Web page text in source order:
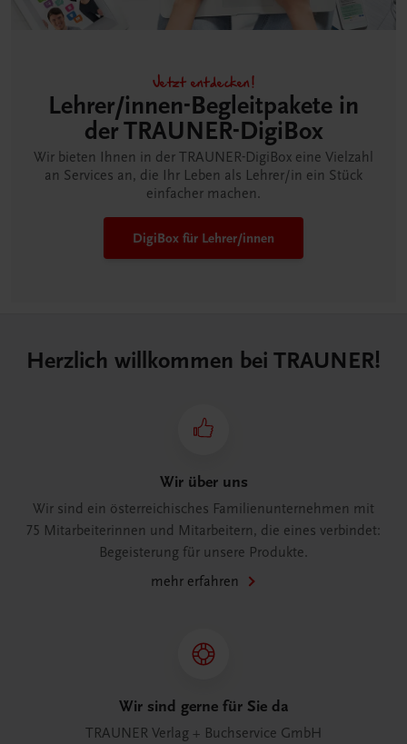
Jetzt entdecken!
Lehrer/innen-Begleitpakete in
der TRAUNER-DigiBox
Wir bieten Ihnen in der TRAUNER-DigiBox eine Vielzahl
an Services an, die Ihr Leben als Lehrer/in ein Stück
einfacher machen.
DigiBox für Lehrer/innen
Herzlich willkommen bei TRAUNER!
Wir über uns
Wir sind ein österreichisches Familienunternehmen mit
75 Mitarbeiterinnen und Mitarbeitern, die eines verbindet:
Begeisterung für unsere Produkte.
mehr erfahren
Wir sind gerne für Sie da
TRAUNER Verlag + Buchservice GmbH